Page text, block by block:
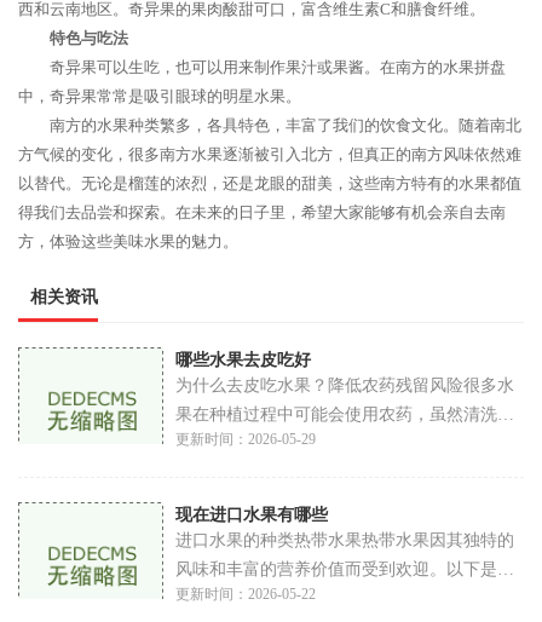
西和云南地区。奇异果的果肉酸甜可口，富含维生素C和膳食纤维。
特色与吃法
奇异果可以生吃，也可以用来制作果汁或果酱。在南方的水果拼盘
中，奇异果常常是吸引眼球的明星水果。
南方的水果种类繁多，各具特色，丰富了我们的饮食文化。随着南北
方气候的变化，很多南方水果逐渐被引入北方，但真正的南方风味依然难
以替代。无论是榴莲的浓烈，还是龙眼的甜美，这些南方特有的水果都值
得我们去品尝和探索。在未来的日子里，希望大家能够有机会亲自去南
方，体验这些美味水果的魅力。
相关资讯
哪些水果去皮吃好
为什么去皮吃水果？降低农药残留风险很多水
果在种植过程中可能会使用农药，虽然清洗可
以去除一部分残留物，但并不能完全消除。去
果、
更新时间：2026-05-29
现在进口水果有哪些
进口水果的种类热带水果热带水果因其独特的
风味和丰富的营养价值而受到欢迎。以下是一
些常见的进口热带水果。芒果芒果被誉为热带
更新时间：2026-05-22